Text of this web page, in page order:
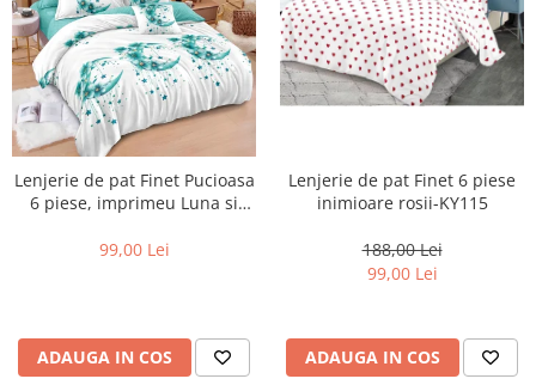
Lenjerie de pat Finet Pucioasa
6 piese, imprimeu Luna si
99,00 Lei
ADAUGA IN COS
Lenjerie de pat Finet 6 piese
inimioare rosii-KY115
188,00 Lei
99,00 Lei
ADAUGA IN COS